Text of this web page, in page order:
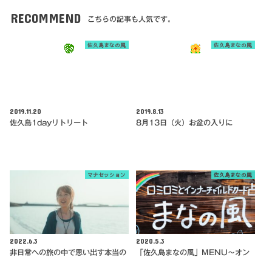
RECOMMEND こちらの記事も人気です。
佐久島まなの風
2019.11.20
佐久島1dayリトリート
佐久島まなの風
2019.8.13
8月13日（火）お盆の入りに
マナセッション
2022.6.3
非日常への旅の中で思い出す本当の
佐久島まなの風
2020.5.3
「佐久島まなの風」MENU～オン